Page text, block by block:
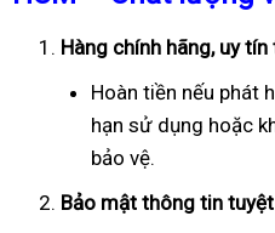
Hàng chính hãng, uy
Hoàn tiền nếu phát
hạn sử dụng hoặc
bảo vệ.
Bảo mật thông tin